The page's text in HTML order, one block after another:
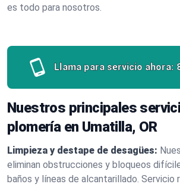
es todo para nosotros.
Llama para servicio ahora:
Nuestros principales
plomería en Umatilla, OR
Limpieza y destape de desagües:
eliminan obstrucciones y bloqueos
baños y líneas de alcantarillado. Servicio